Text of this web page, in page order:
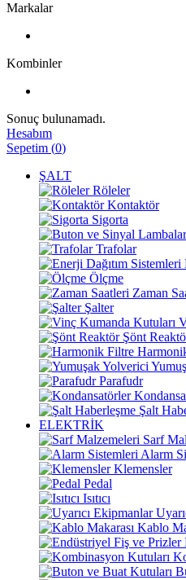
Markalar
Kombinler
Sonuç bulunamadı.
Hesabım
Sepetim (0)
ŞALT
Röleler
Kontaktör
Sigorta
Trafolar
Ölçme
Zaman
Şalter
Şönt
Parafudr
Şalt
ELEKTRİK
Sarf
Alarm
Klemensler
Pedal
Isıtıcı
Kablo